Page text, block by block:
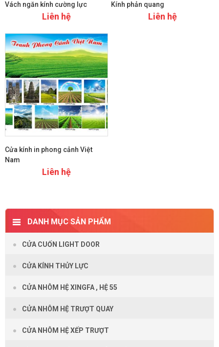
Vách ngăn kính cường lực
Liên hệ
Kính phản quang
Liên hệ
Xem chi tiết
Cửa kính in phong cảnh Việt
Nam
Liên hệ
DANH MỤC SẢN PHẨM
CỬA CUỐN LIGHT DOOR
CỬA KÍNH THỦY LỰC
CỬA NHÔM HỆ XINGFA , HỆ 55
CỬA NHÔM HỆ TRƯỢT QUAY
CỬA NHÔM HỆ XẾP TRƯỢT